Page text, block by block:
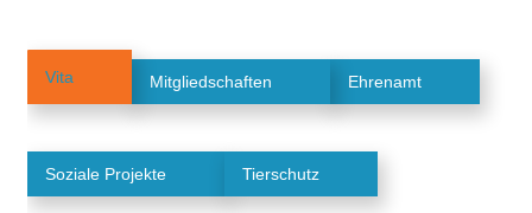
Vita Mitgliedschaften Ehrenamt
Soziale Projekte Tierschutz